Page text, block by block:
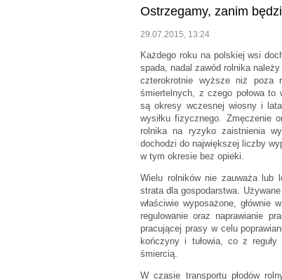
Ostrzegamy, zanim
29.07.2015, 13:24
Każdego roku na polskiej wsi
spada, nadal zawód rolnika
czterokrotnie wyższe niż poza
śmiertelnych, z czego połowa to
są okresy wczesnej wiosny i
wysiłku fizycznego. Zmęczenie
rolnika na ryzyko zaistnienia
dochodzi do największej liczby
w tym okresie bez opieki.
Wielu rolników nie zauważa lub
strata dla gospodarstwa.
właściwie wyposażone,
regulowanie oraz naprawianie
pracującej prasy w celu
kończyny i tułowia, co z
śmiercią.
W czasie transportu płodów